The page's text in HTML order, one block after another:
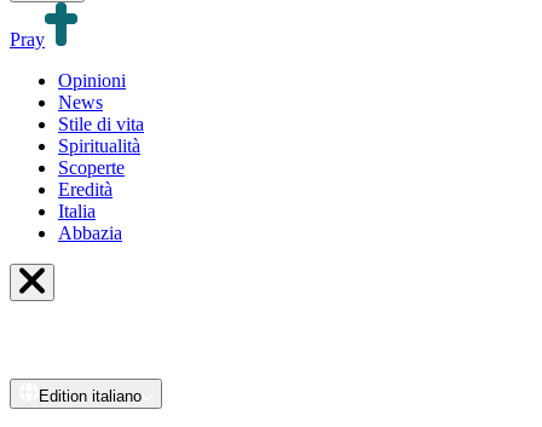
Pray
Opinioni
News
Stile di vita
Spiritualità
Scoperte
Eredità
Italia
Abbazia
Edition italiano